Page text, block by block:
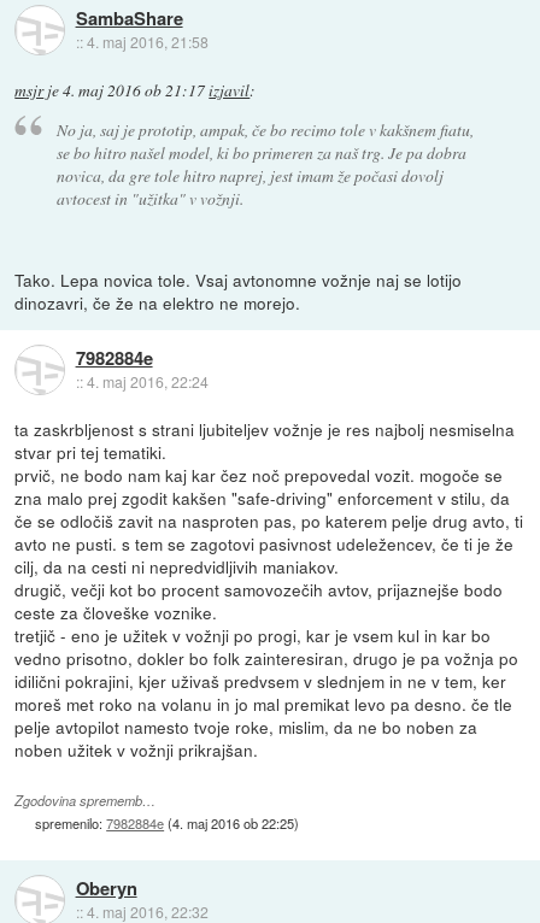
SambaShare
::4. maj 2016, 21:58
msjrje4. maj 2016 ob 21:17izjavil:
No ja, saj je prototip, ampak, če bo recimo tole v kakšnem fiatu,
se bo hitro našel model, ki bo primeren za naš trg. Je pa dobra
novica, da gre tole hitro naprej, jest imam že počasi dovolj
avtocest in "užitka" v vožnji.
Tako. Lepa novica tole. Vsaj avtonomne vožnje naj se lotijo
dinozavri, če že na elektro ne morejo.
7982884e
::4. maj 2016, 22:24
ta zaskrbljenost s strani ljubiteljev vožnje je res najbolj nesmiselna
stvar pri tej tematiki.
prvič, ne bodo nam kaj kar čez noč prepovedal vozit. mogoče se
zna malo prej zgodit kakšen "safe-driving" enforcement v stilu, da
če se odločiš zavit na nasproten pas, po katerem pelje drug avto, ti
avto ne pusti. s tem se zagotovi pasivnost udeležencev, če ti je že
cilj, da na cesti ni nepredvidljivih maniakov.
drugič, večji kot bo procent samovozečih avtov, prijaznejše bodo
ceste za človeške voznike.
tretjič - eno je užitek v vožnji po progi, kar je vsem kul in kar bo
vedno prisotno, dokler bo folk zainteresiran, drugo je pa vožnja po
idilični pokrajini, kjer uživaš predvsem v slednjem in ne v tem, ker
moreš met roko na volanu in jo mal premikat levo pa desno. če tle
pelje avtopilot namesto tvoje roke, mislim, da ne bo noben za
noben užitek v vožnji prikrajšan.
Zgodovina sprememb…
spremenilo:7982884e(4. maj 2016 ob 22:25)
Oberyn
::4. maj 2016, 22:32